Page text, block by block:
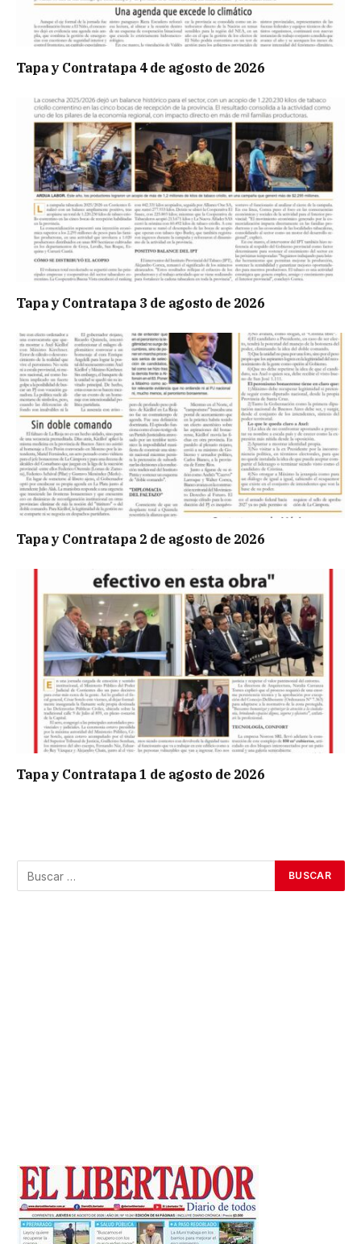
Tapa y Contratapa 4 de agosto de 2026
Tapa y Contratapa 3 de agosto de 2026
Tapa y Contratapa 2 de agosto de 2026
Tapa y Contratapa 1 de agosto de 2026